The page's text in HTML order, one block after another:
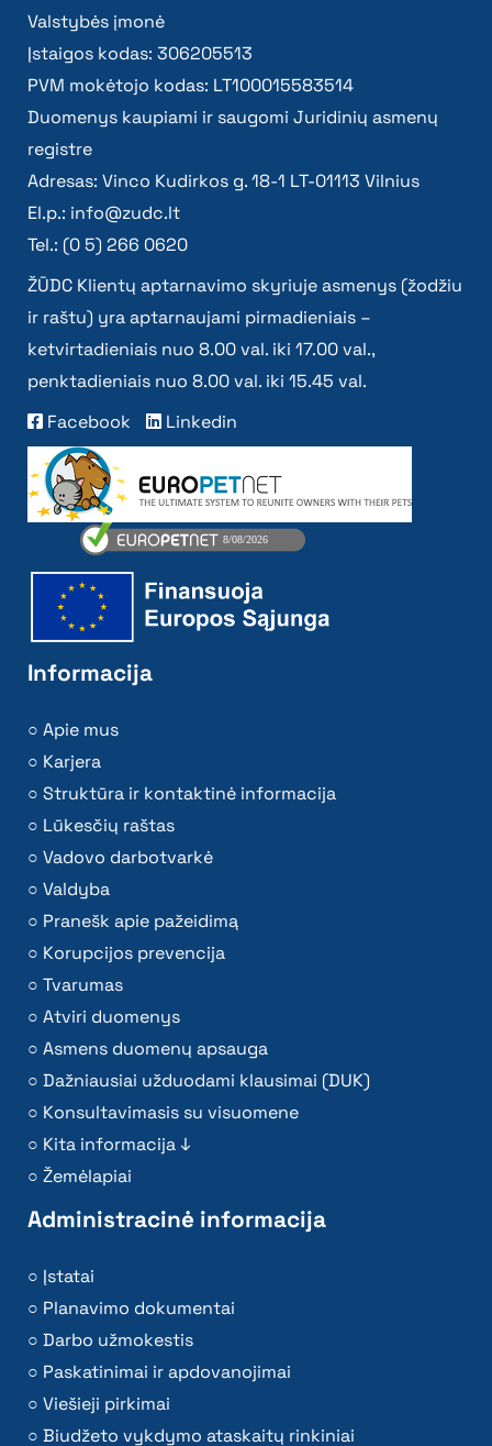
Valstybės įmonė
Įstaigos kodas: 306205513
PVM mokėtojo kodas: LT100015583514
Duomenys kaupiami ir saugomi Juridinių asmenų
registre
Adresas: Vinco Kudirkos g. 18-1 LT-01113 Vilnius
El.p.: info@zudc.lt
Tel.: (0 5) 266 0620
ŽŪDC Klientų aptarnavimo skyriuje asmenys (žodžiu
ir raštu) yra aptarnaujami pirmadieniais –
ketvirtadieniais nuo 8.00 val. iki 17.00 val.,
penktadieniais nuo 8.00 val. iki 15.45 val.
Facebook
Linkedin
Informacija
Apie mus
Karjera
Struktūra ir kontaktinė informacija
Lūkesčių raštas
Vadovo darbotvarkė
Valdyba
Pranešk apie pažeidimą
Korupcijos prevencija
Tvarumas
Atviri duomenys
Asmens duomenų apsauga
Dažniausiai užduodami klausimai (DUK)
Konsultavimasis su visuomene
Kita informacija ↓
Žemėlapiai
Administracinė informacija
Įstatai
Planavimo dokumentai
Darbo užmokestis
Paskatinimai ir apdovanojimai
Viešieji pirkimai
Biudžeto vykdymo ataskaitų rinkiniai